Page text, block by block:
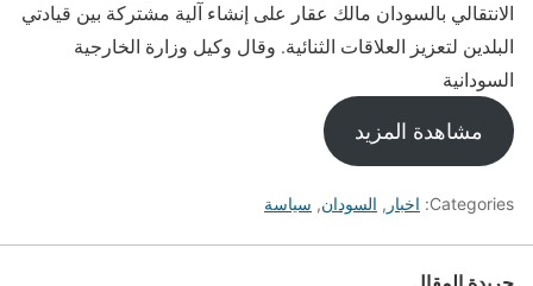
الانتقالي بالسودان مالك عقار على إنشاء آلية مشتركة بين قيادتي
البلدين لتعزيز العلاقات الثنائية. وقال وكيل وزارة الخارجية
السودانية
مشاهدة المزيد
Categories: اخبار , السودان, سياسة